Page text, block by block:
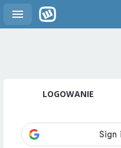
LOGOWANIE